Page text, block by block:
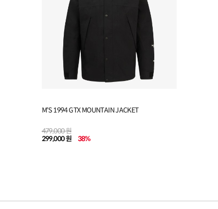
M'S 1994 GTX MOUNTAIN JACKET
479,000 원
299,000 원
38%